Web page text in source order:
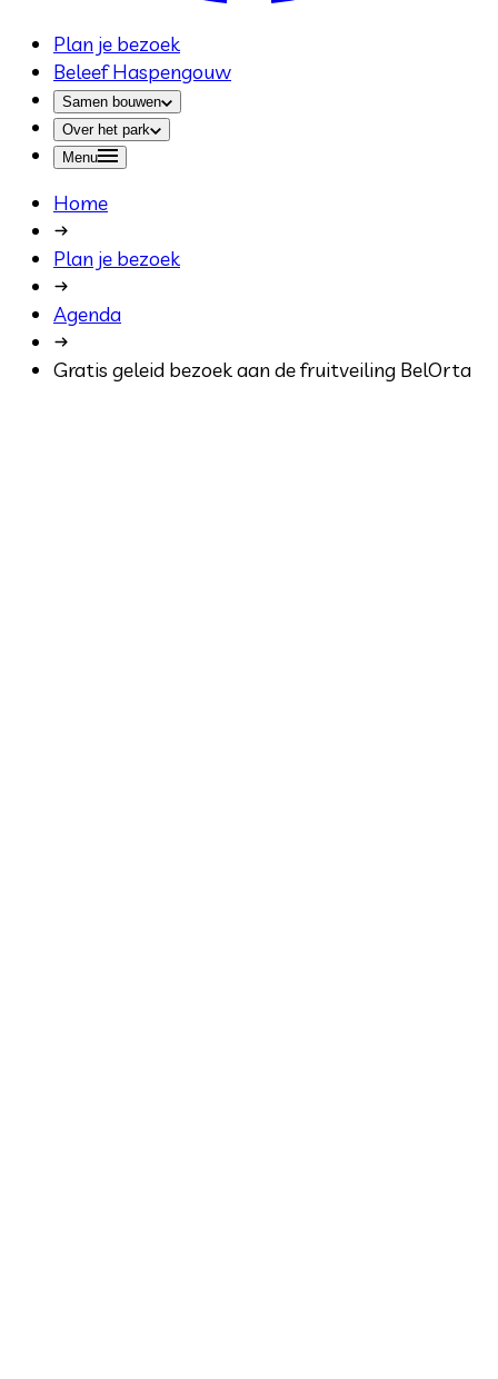
Plan je bezoek
Beleef Haspengouw
Samen bouwen
Over het park
Menu
Home
Plan je bezoek
Agenda
Gratis geleid bezoek aan de fruitveiling BelOrta